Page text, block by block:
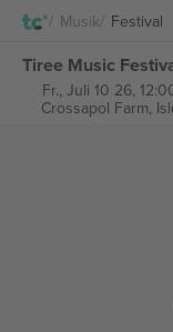
Musik Festival
Tiree Music
Fr., Juli 10 26,
Crossapol Farm,